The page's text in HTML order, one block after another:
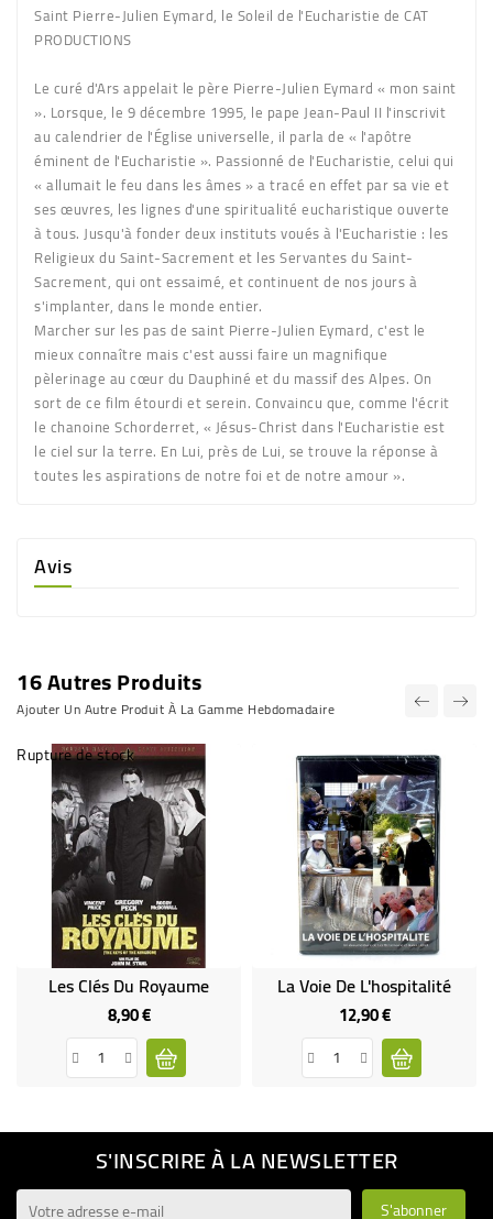
Saint Pierre-Julien Eymard, le Soleil de l'Eucharistie de CAT
PRODUCTIONS
Le curé d'Ars appelait le père Pierre-Julien Eymard « mon saint
». Lorsque, le 9 décembre 1995, le pape Jean-Paul II l'inscrivit
au calendrier de l'Église universelle, il parla de « l'apôtre
éminent de l'Eucharistie ». Passionné de l'Eucharistie, celui qui
« allumait le feu dans les âmes » a tracé en effet par sa vie et
ses œuvres, les lignes d'une spiritualité eucharistique ouverte
à tous. Jusqu'à fonder deux instituts voués à l'Eucharistie : les
Religieux du Saint-Sacrement et les Servantes du Saint-
Sacrement, qui ont essaimé, et continuent de nos jours à
s'implanter, dans le monde entier.
Marcher sur les pas de saint Pierre-Julien Eymard, c'est le
mieux connaître mais c'est aussi faire un magnifique
pèlerinage au cœur du Dauphiné et du massif des Alpes. On
sort de ce film étourdi et serein. Convaincu que, comme l'écrit
le chanoine Schorderret, « Jésus-Christ dans l'Eucharistie est
le ciel sur la terre. En Lui, près de Lui, se trouve la réponse à
toutes les aspirations de notre foi et de notre amour ».
Avis
16 Autres Produits
Ajouter Un Autre Produit À La Gamme Hebdomadaire
Rupture de stock
Les Clés Du Royaume
8,90 €Prix
La Voie De L'hospitalité
12,90 €Prix
S'INSCRIRE À LA NEWSLETTER